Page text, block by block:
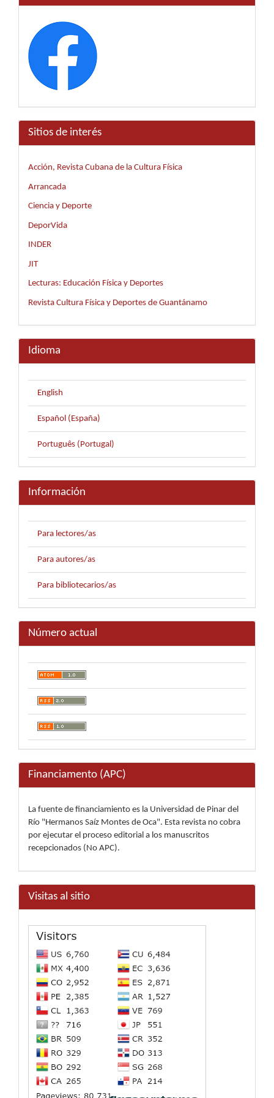
Sitios de interés
Acción, Revista Cubana de la Cultura Física
Arrancada
Ciencia y Deporte
DeporVida
INDER
JIT
Lecturas: Educación Física y Deportes
Revista Cultura Física y Deportes de Guantánamo
Idioma
English
Español (España)
Português (Portugal)
Información
Para lectores/as
Para autores/as
Para bibliotecarios/as
Número actual
Financiamento (APC)
La fuente de financiamiento es la Universidad de Pinar del
Río "Hermanos Saíz Montes de Oca". Esta revista no cobra
por ejecutar el proceso editorial a los manuscritos
recepcionados (No APC).
Visitas al sitio